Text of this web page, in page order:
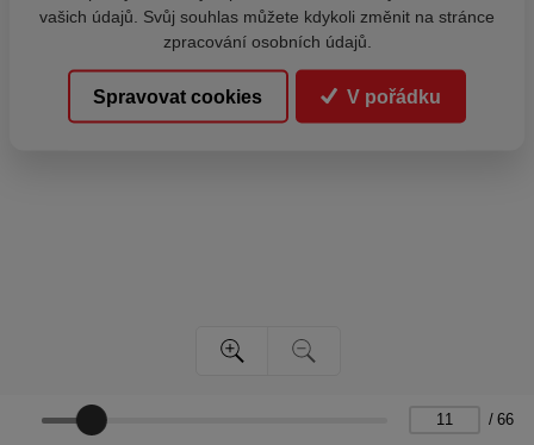
/ 66
vašich údajů. Svůj souhlas můžete kdykoli změnit na stránce
zpracování osobních údajů.
Spravovat cookies V pořádku